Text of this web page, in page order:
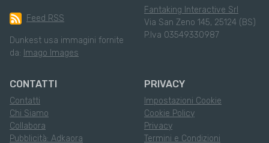
Feed RSS
Dunkest usa immagini fornite
da: Imago Images
Fantaking Interactive Srl
Via San Zeno 145, 25124 (BS)
P.Iva 03549330987
CONTATTI
Contatti
Chi Siamo
Collabora
Pubblicità: Adkaora
PRIVACY
Impostazioni Cookie
Cookie Policy
Privacy
Termini e Condizioni